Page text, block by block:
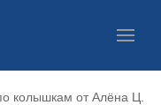
колышкам от Алёна Ц.